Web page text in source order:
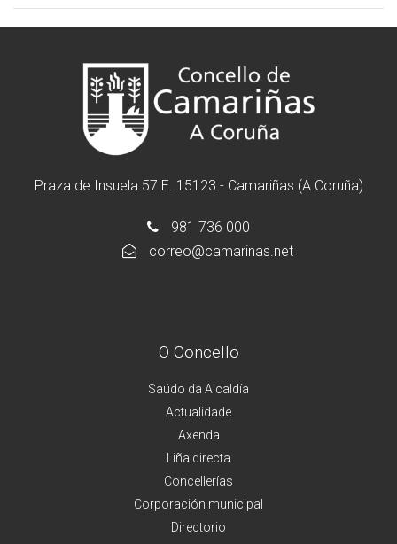
Praza de Insuela 57 E. 15123 - Camariñas (A Coruña)
981 736 000
correo@camarinas.net
O Concello
Saúdo da Alcaldía
Actualidade
Axenda
Liña directa
Concellerías
Corporación municipal
Directorio